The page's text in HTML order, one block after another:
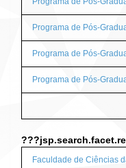
Programa de Pós-
Programa de Pós-
Programa de Pós-
Faculdade de Ciências